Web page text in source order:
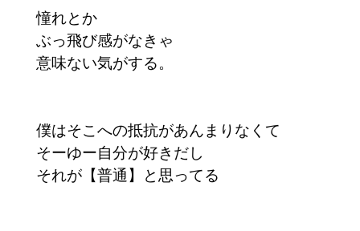
憧れとか
ぶっ飛び感がなきゃ
意味ない気がする。
僕はそこへの抵抗があんまりなくて
そーゆー自分が好きだし
それが【普通】と思ってる